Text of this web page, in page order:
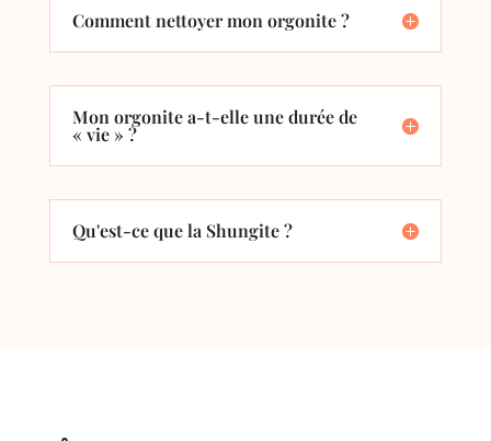
Comment nettoyer mon orgonite ?
Mon orgonite a-t-elle une durée de
« vie » ?
Qu'est-ce que la Shungite ?